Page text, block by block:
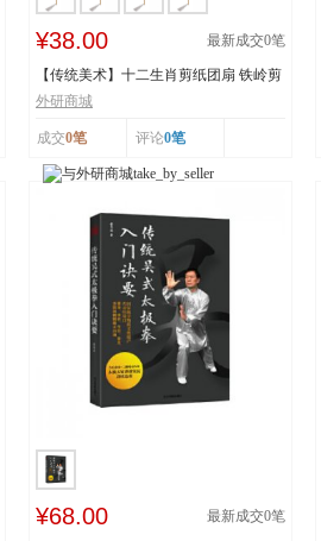
¥38.00 最新成交0笔
【传统美术】十二生肖剪纸团扇 铁岭剪
纸 市级非物...
外研商城
成交0笔 评论0笔
¥68.00 最新成交0笔